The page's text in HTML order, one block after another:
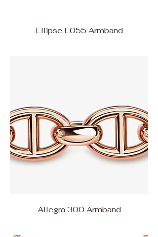
Ellipse E055 Armband
Allegra 300 Armband